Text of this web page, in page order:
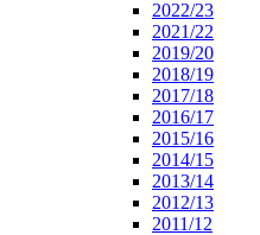
2022/23
2021/22
2019/20
2018/19
2017/18
2016/17
2015/16
2014/15
2013/14
2012/13
2011/12